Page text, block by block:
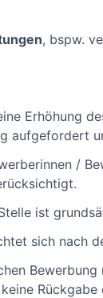
, bspw.
Erhöhung
aufgefordert
/
ist
sich nach